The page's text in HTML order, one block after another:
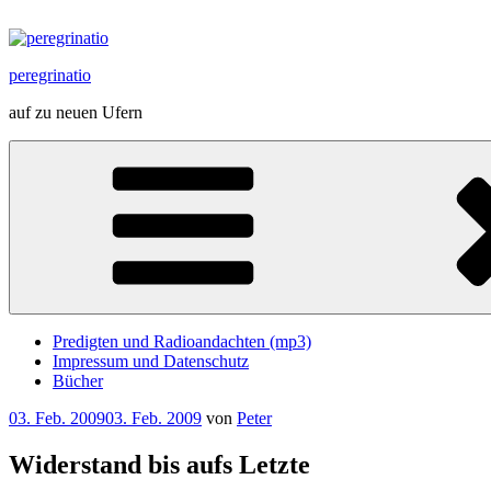
Inhalt
peregrinatio
auf zu neuen Ufern
Predigten und Radioandachten (mp3)
Impressum und Datenschutz
Bücher
Veröffentlicht
03. Feb. 200903. Feb. 2009 von Peter
Widerstand bis aufs Letzte